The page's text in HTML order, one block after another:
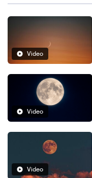
Video
Video
Video